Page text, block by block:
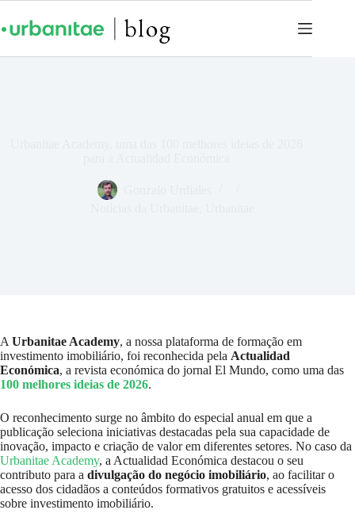
A Urbanitae Academy, a nossa plataforma de formação em
investimento imobiliário, foi reconhecida pela Actualidad
Económica, a revista económica do jornal El Mundo, como uma das
100 melhores ideias de 2026.
O reconhecimento surge no âmbito do especial anual em que a
publicação seleciona iniciativas destacadas pela sua capacidade de
inovação, impacto e criação de valor em diferentes setores. No caso da
Urbanitae Academy, a Actualidad Económica destacou o seu
contributo para a divulgação do negócio imobiliário, ao facilitar o
acesso dos cidadãos a conteúdos formativos gratuitos e acessíveis
sobre investimento imobiliário.